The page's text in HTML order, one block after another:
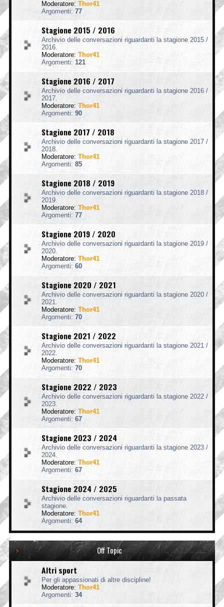
Moderatore: Thor41
Argomenti: 77
Stagione 2015 / 2016
Archivio delle conversazioni riguardanti la stagione 2015 /
2016.
Moderatore: Thor41
Argomenti: 121
Stagione 2016 / 2017
Archivio delle conversazioni riguardanti la stagione 2016 /
2017.
Moderatore: Thor41
Argomenti: 90
Stagione 2017 / 2018
Archivio delle conversazioni riguardanti la stagione 2017 /
2018.
Moderatore: Thor41
Argomenti: 85
Stagione 2018 / 2019
Archivio delle conversazioni riguardanti la stagione 2018 /
2019.
Moderatore: Thor41
Argomenti: 77
Stagione 2019 / 2020
Archivio delle conversazioni riguardanti la stagione 2019 /
2020.
Moderatore: Thor41
Argomenti: 60
Stagione 2020 / 2021
Archivio delle conversazioni riguardanti la stagione 2020 /
2021.
Moderatore: Thor41
Argomenti: 70
Stagione 2021 / 2022
Archivio delle conversazioni riguardanti la stagione 2021 /
2022.
Moderatore: Thor41
Argomenti: 70
Stagione 2022 / 2023
Archivio delle conversazioni riguardanti la stagione 2022 /
2023.
Moderatore: Thor41
Argomenti: 67
Stagione 2023 / 2024
Archivio delle conversazioni riguardanti la stagione 2023 /
2024.
Moderatore: Thor41
Argomenti: 67
Stagione 2024 / 2025
Archivio delle conversazioni riguardanti la passata
stagione.
Moderatore: Thor41
Argomenti: 64
Off Topic
Altri sport
Per gli appassionati di altre discipline!
Moderatore: Thor41
Argomenti: 34